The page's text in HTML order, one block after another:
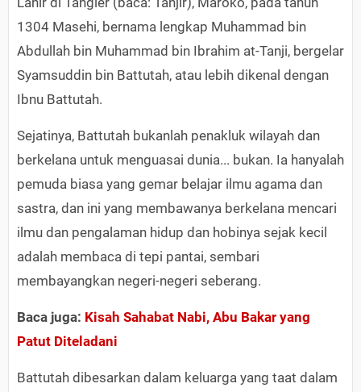
1304 Masehi, bernama lengkap Muhammad bin
Abdullah bin Muhammad bin Ibrahim at-Tanji, bergelar
Syamsuddin bin Battutah, atau lebih dikenal dengan
Ibnu Battutah.
Sejatinya, Battutah bukanlah penakluk wilayah dan
berkelana untuk menguasai dunia... bukan. Ia hanyalah
pemuda biasa yang gemar belajar ilmu agama dan
sastra, dan ini yang membawanya berkelana mencari
ilmu dan pengalaman hidup dan hobinya sejak kecil
adalah membaca di tepi pantai, sembari
membayangkan negeri-negeri seberang.
Baca juga: Kisah Sahabat Nabi, Abu Bakar yang
Patut Diteladani​
Battutah dibesarkan dalam keluarga yang taat dalam